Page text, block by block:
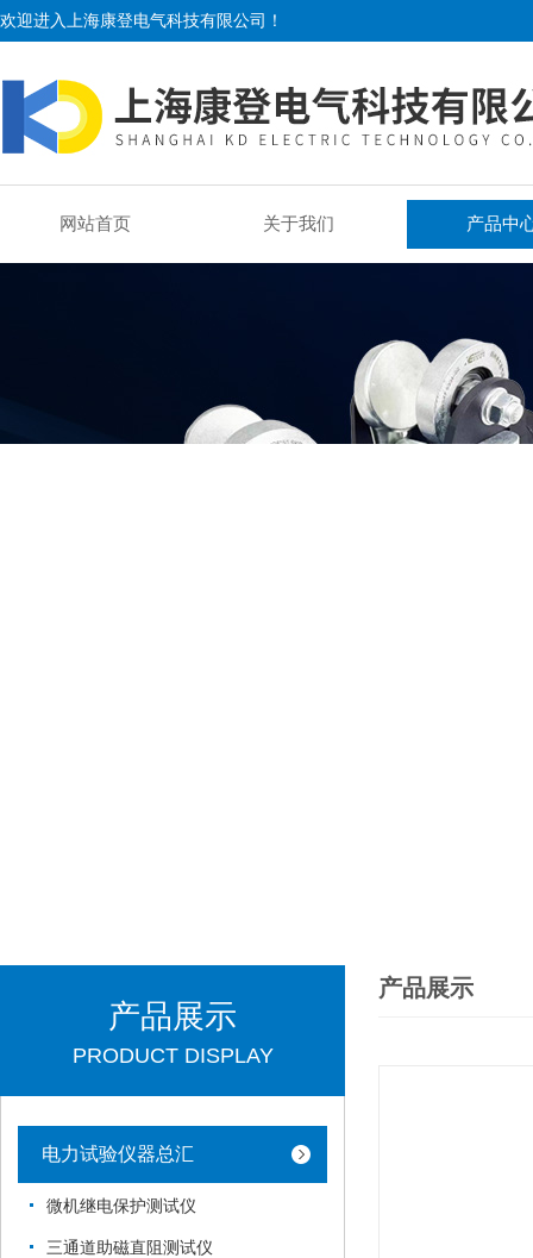
欢迎进入上海康登电气科技有限公司！
网站首页 关于我们 产品中
产品展示
PRODUCT DISPLAY
电力试验仪器总汇
微机继电保护测试仪
三通道助磁直阻测试仪
产品展示